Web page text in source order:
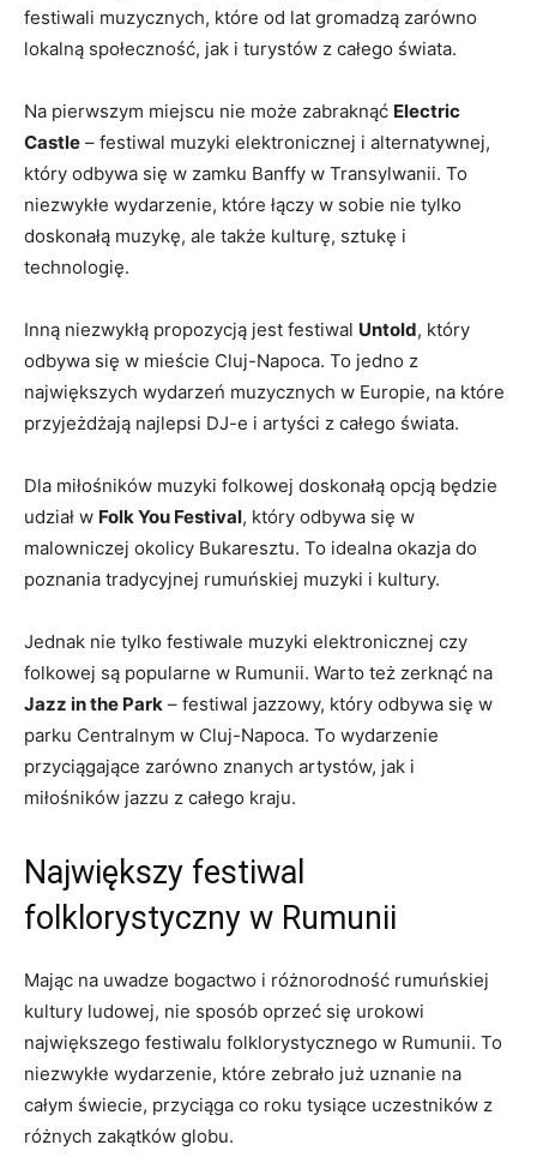
festiwali​ muzycznych, które ‌od lat gromadzą zarówno
lokalną społeczność, jak i‍ turystów ​z całego ‌świata.
Na ⁣pierwszym miejscu nie może zabraknąć Electric
‌Castle – festiwal muzyki elektronicznej i alternatywnej,
który​ odbywa się w zamku ‍Banffy w Transylwanii. ‌To
niezwykłe⁣ wydarzenie, które ​łączy w​ sobie nie ⁤tylko
doskonałą muzykę, ⁢ale także kulturę, sztukę i
technologię.
Inną niezwykłą propozycją jest ​festiwal Untold, który
odbywa się w mieście Cluj-Napoca. To‍ jedno⁤ z
największych ‍wydarzeń⁤ muzycznych ⁢w‍ Europie, na które
przyjeżdżają najlepsi ​DJ-e‌ i artyści z całego świata.
Dla miłośników muzyki folkowej⁤ doskonałą ‌opcją będzie
udział w⁤ Folk You Festival, który odbywa się⁣ w
malowniczej okolicy Bukaresztu. To idealna okazja do
poznania tradycyjnej rumuńskiej muzyki i ‌kultury.
Jednak‌ nie tylko festiwale muzyki elektronicznej czy
⁢folkowej⁢ są ​popularne w Rumunii. Warto też zerknąć na
Jazz in the ‌Park – ⁤festiwal jazzowy, który odbywa się w⁢
parku Centralnym w Cluj-Napoca.⁤ To wydarzenie‌
przyciągające ‍zarówno⁣ znanych artystów, jak i
⁤miłośników jazzu z⁢ całego kraju.
Największy festiwal
folklorystyczny ‍w ⁤Rumunii
⁣Mając na⁣ uwadze bogactwo i różnorodność rumuńskiej
kultury ludowej, nie sposób oprzeć się urokowi‍
największego ​festiwalu folklorystycznego w ‌Rumunii. To
niezwykłe​ wydarzenie, które zebrało już ⁢uznanie na⁣
całym świecie, ⁣przyciąga co roku ‌tysiące uczestników⁣ z
różnych zakątków globu.